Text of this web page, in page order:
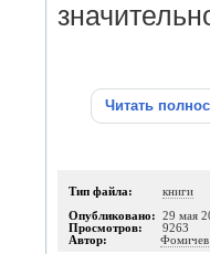
Читать
Тип файла: книги
Опубликовано: 29 мая
Просмотров: 9263
Автор: Фомичев